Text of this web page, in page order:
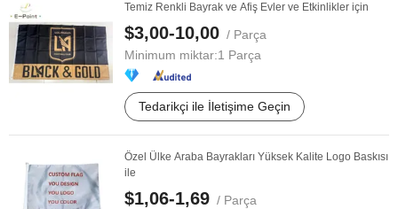
Temiz Renkli Bayrak ve Afiş Evler ve Etkinlikler için
$3,00-10,00 / Parça
Minimum miktar:1 Parça
Tedarikçi ile İletişime Geçin
Özel Ülke Araba Bayrakları Yüksek Kalite Logo Baskısı
ile
$1,06-1,69 / Parça